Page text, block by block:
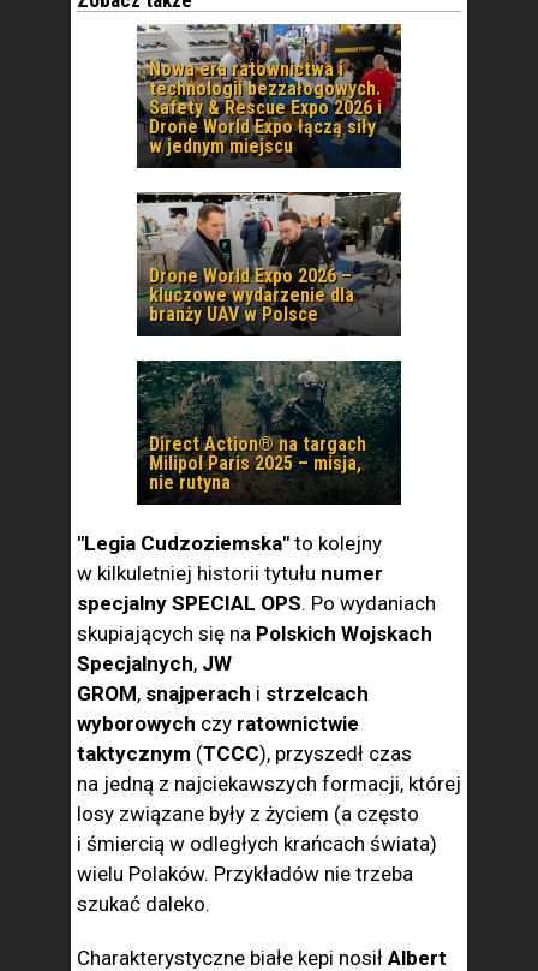
Nowa era ratownictwa i
technologii bezzałogowych.
Safety & Rescue Expo 2026 i
Drone World Expo łączą siły
w jednym miejscu
Drone World Expo 2026 –
kluczowe wydarzenie dla
branży UAV w Polsce
Direct Action® na targach
Milipol Paris 2025 – misja,
nie rutyna
"Legia Cudzoziemska" to kolejny
w kilkuletniej historii tytułu numer
specjalny SPECIAL OPS. Po wydaniach
skupiających się na Polskich Wojskach
Specjalnych, JW
GROM, snajperach i strzelcach
wyborowych czy ratownictwie
taktycznym (TCCC), przyszedł czas
na jedną z najciekawszych formacji, której
losy związane były z życiem (a często
i śmiercią w odległych krańcach świata)
wielu Polaków. Przykładów nie trzeba
szukać daleko.
Charakterystyczne białe kepi nosił Albert